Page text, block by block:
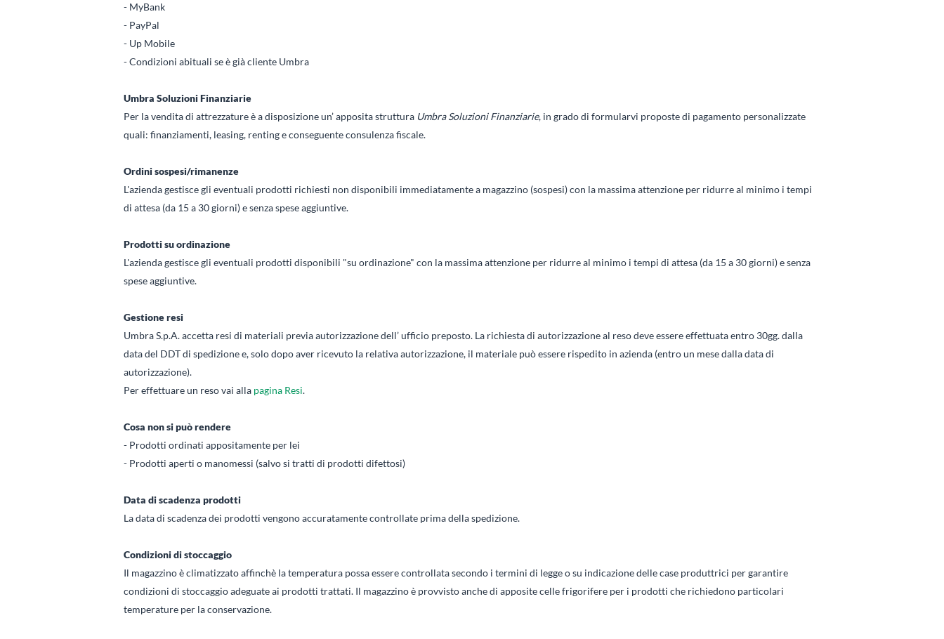
- MyBank
- PayPal
- Up Mobile
- Condizioni abituali se è già cliente Umbra
Umbra Soluzioni Finanziarie
Per la vendita di attrezzature è a disposizione un’ apposita struttura Umbra Soluzioni Finanziarie, in grado di formularvi proposte di pagamento personalizzate
quali: finanziamenti, leasing, renting e conseguente consulenza fiscale.
Ordini sospesi/rimanenze
L'azienda gestisce gli eventuali prodotti richiesti non disponibili immediatamente a magazzino (sospesi) con la massima attenzione per ridurre al minimo i tempi
di attesa (da 15 a 30 giorni) e senza spese aggiuntive.
Prodotti su ordinazione
L'azienda gestisce gli eventuali prodotti disponibili "su ordinazione" con la massima attenzione per ridurre al minimo i tempi di attesa (da 15 a 30 giorni) e senza
spese aggiuntive.
Gestione resi
Umbra S.p.A. accetta resi di materiali previa autorizzazione dell’ ufficio preposto. La richiesta di autorizzazione al reso deve essere effettuata entro 30gg. dalla
data del DDT di spedizione e, solo dopo aver ricevuto la relativa autorizzazione, il materiale può essere rispedito in azienda (entro un mese dalla data di
autorizzazione).
Per effettuare un reso vai alla pagina Resi.
Cosa non si può rendere
- Prodotti ordinati appositamente per lei
- Prodotti aperti o manomessi (salvo si tratti di prodotti difettosi)
Data di scadenza prodotti
La data di scadenza dei prodotti vengono accuratamente controllate prima della spedizione.
Condizioni di stoccaggio
Il magazzino è climatizzato affinchè la temperatura possa essere controllata secondo i termini di legge o su indicazione delle case produttrici per garantire
condizioni di stoccaggio adeguate ai prodotti trattati. Il magazzino è provvisto anche di apposite celle frigorifere per i prodotti che richiedono particolari
temperature per la conservazione.